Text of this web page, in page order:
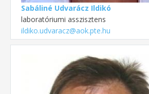
Sabáliné Udvarácz Ildikó
laboratóriumi asszisztens
ildiko.udvaracz@aok.pte.hu